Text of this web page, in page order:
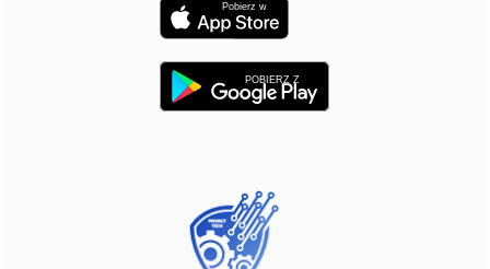
Pobierz w
POBIERZ Z